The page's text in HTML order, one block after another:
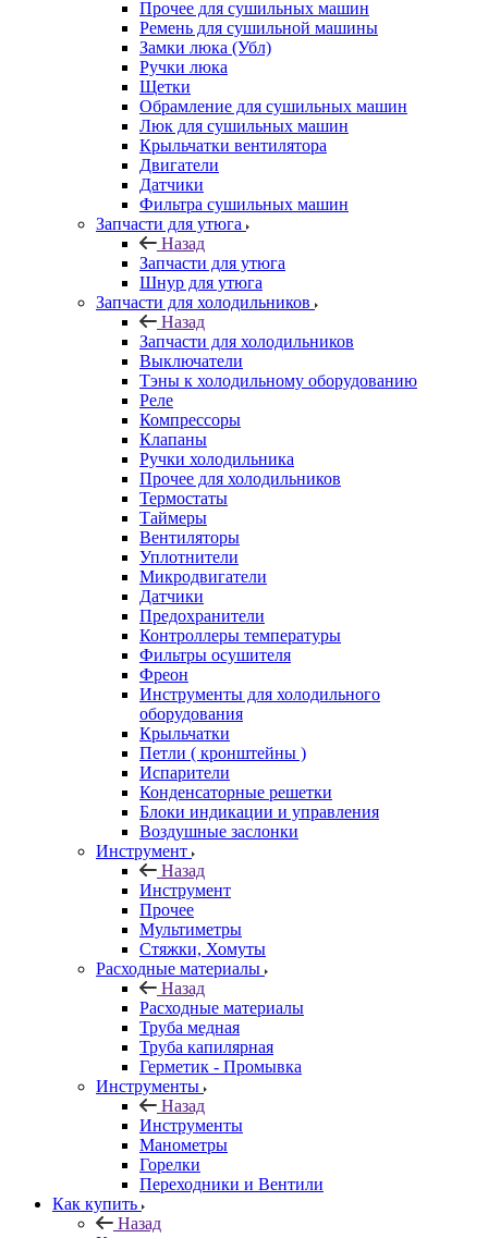
Прочее для сушильных машин
Ремень для сушильной машины
Замки люка (Убл)
Ручки люка
Щетки
Обрамление для сушильных машин
Люк для сушильных машин
Крыльчатки вентилятора
Двигатели
Датчики
Фильтра сушильных машин
Запчасти для утюга
Назад
Запчасти для утюга
Шнур для утюга
Запчасти для холодильников
Назад
Запчасти для холодильников
Выключатели
Тэны к холодильному оборудованию
Реле
Компрессоры
Клапаны
Ручки холодильника
Прочее для холодильников
Термостаты
Таймеры
Вентиляторы
Уплотнители
Микродвигатели
Датчики
Предохранители
Контроллеры температуры
Фильтры осушителя
Фреон
Инструменты для холодильного
оборудования
Крыльчатки
Петли ( кронштейны )
Испарители
Конденсаторные решетки
Блоки индикации и управления
Воздушные заслонки
Инструмент
Назад
Инструмент
Прочее
Мультиметры
Стяжки, Хомуты
Расходные материалы
Назад
Расходные материалы
Труба медная
Труба капилярная
Герметик - Промывка
Инструменты
Назад
Инструменты
Манометры
Горелки
Переходники и Вентили
Как купить
Назад